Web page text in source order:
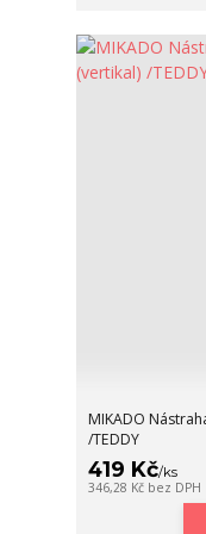
MIKADO
/TEDDY
419 Kč/ks
346,28 Kč bez DPH